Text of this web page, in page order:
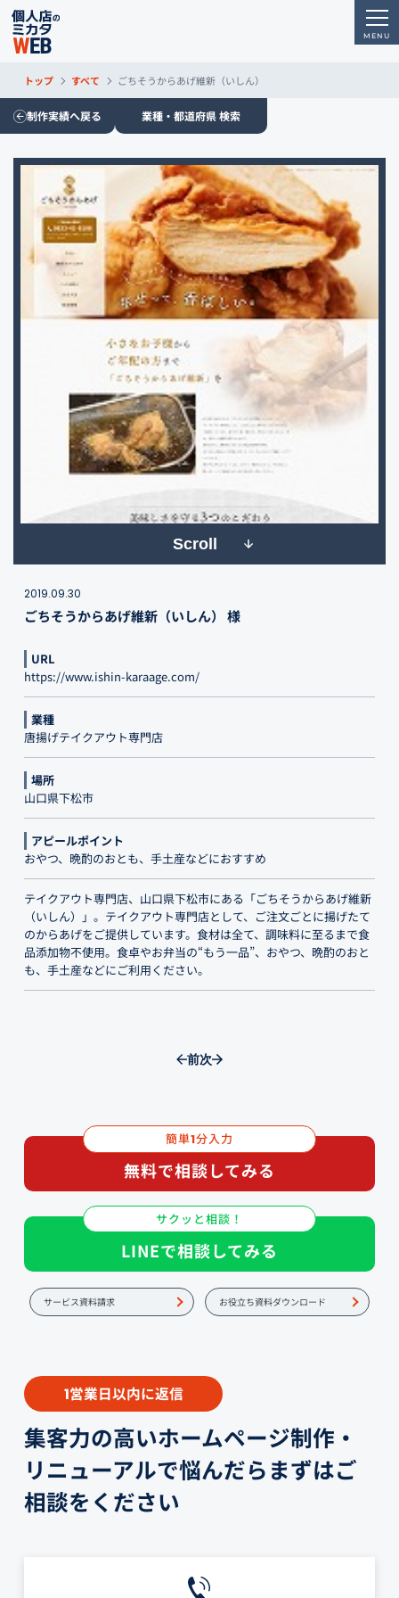
トップ すべて ごちそうからあげ維新（いしん）
制作実績へ戻る 業種・都道府県 検索
Scroll
2019.09.30
ごちそうからあげ維新（いしん） 様
URL
https://www.ishin-karaage.com/
業種
唐揚げテイクアウト専門店
場所
山口県下松市
アピールポイント
おやつ、晩酌のおとも、手土産などにおすすめ
テイクアウト専門店、山口県下松市にある「ごちそうからあげ維新
（いしん）」。テイクアウト専門店として、ご注文ごとに揚げたて
のからあげをご提供しています。食材は全て、調味料に至るまで食
品添加物不使用。食卓やお弁当の“もう一品”、おやつ、晩酌のおと
も、手土産などにご利用ください。
前次
簡単1分入力
無料で相談してみる
サクッと相談！
LINEで相談してみる
サービス資料請求 お役立ち資料ダウンロード
1営業日以内に返信
集客力の高いホームページ制作・
リニューアルで悩んだらまずはご
相談をください